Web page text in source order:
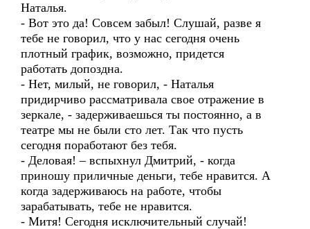
Наталья.
- Вот это да! Совсем забыл! Слушай, разве я
тебе не говорил, что у нас сегодня очень
плотный график, возможно, придется
работать допоздна.
- Нет, милый, не говорил, - Наталья
придирчиво рассматривала свое отражение в
зеркале, - задерживаешься ты постоянно, а в
театре мы не были сто лет. Так что пусть
сегодня поработают без тебя.
- Деловая! – вспыхнул Дмитрий, - когда
приношу приличные деньги, тебе нравится. А
когда задерживаюсь на работе, чтобы
зарабатывать, тебе не нравится.
- Митя! Сегодня исключительный случай!